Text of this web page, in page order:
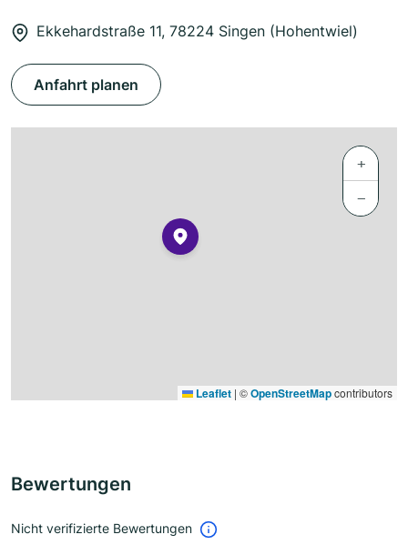
Ekkehardstraße 11, 78224 Singen (Hohentwiel)
Anfahrt planen
+
−
Leaflet | ©OpenStreetMapcontributors
Bewertungen
Nicht verifizierte Bewertungen